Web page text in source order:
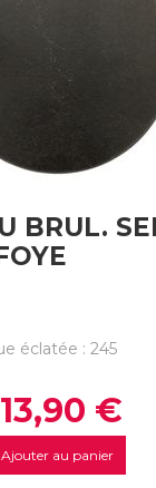
BRUL.
éclatée : 245
13,90 €
Ajouter au panier